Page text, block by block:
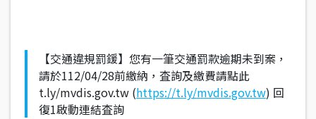
【交通違規罰鍰】您有一筆交通罰款逾期未到案，
請於112/04/28前繳納，査詢及繳費請點此
t.ly/mvdis.gov.tw (https://t.ly/mvdis.gov.tw) 回
復1啟動連結査詢